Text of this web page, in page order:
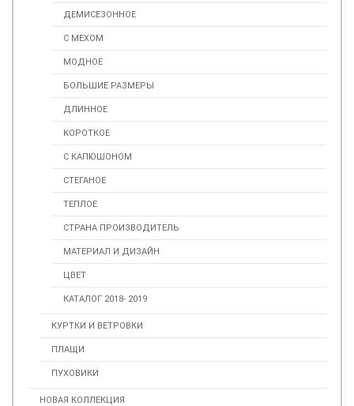
ДЕМИСЕЗОННОЕ
С МЕХОМ
МОДНОЕ
БОЛЬШИЕ РАЗМЕРЫ
ДЛИННОЕ
КОРОТКОЕ
С КАПЮШОНОМ
СТЕГАНОЕ
ТЕПЛОЕ
СТРАНА ПРОИЗВОДИТЕЛЬ
МАТЕРИАЛ И ДИЗАЙН
ЦВЕТ
КАТАЛОГ 2018- 2019
КУРТКИ И ВЕТРОВКИ
ПЛАЩИ
ПУХОВИКИ
НОВАЯ КОЛЛЕКЦИЯ